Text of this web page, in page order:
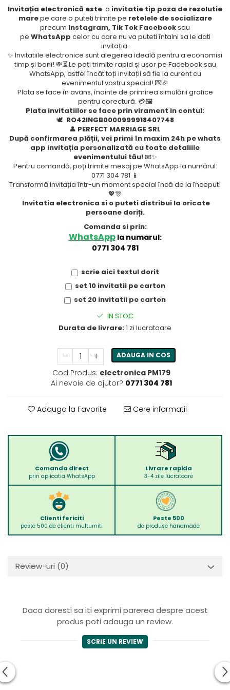
Invitația electronică este o invitatie tip poza de rezolutie
marepe care o puteti trimite pe retelele de socializare
precum Instagram, Tik Tok Facebooksau
pe WhatsApp celor cu care nu va puteti întalni sa le dati
invitația.
✨ Invitatiile electronice sunt alegerea ideală pentru a economisi
timp și bani! 💸⏳ Le poți trimite rapid și ușor pe Facebook sau
WhatsApp, astfel încât toți invitații să fie la curent cu
evenimentul vostru special! 💌🎉
Plata se face în avans, înainte de primirea simulării grafice
pentru corectură. 💳🖼️
Plata invitatiilor se face prin virament in contul:
🕊️ RO42INGB0000999918407748
👤 PERFECT MARRIAGE SRL
După confirmarea plății, vei primi în maxim 24h pe whats
app invitația personalizată cu toate detaliile
evenimentului tău!📧✨
Pentru comandă, poți trimite mesaj pe WhatsApp la numărul:
0771 304 781 📱
Transformă invitația într-un moment special încă de la început!
💖🎊
Invitatia electronica si o puteti distribui la oricate
persoane doriți.
Comanda si prin:
WhatsApp la numarul:
0771 304 781
scrie aici textul dorit
set 10 invitatii pe carton
set 20 invitatii pe carton
IN STOC
Durata de livrare:1 zi lucratoare
ADAUGA IN COS
Cod Produs: electronica PM179
Ai nevoie de ajutor? 0771 304 781
Adauga la Favorite Cere informatii
Comanda direct
prin aplicatia WhatsApp
Livrare rapida
3-4 zile lucratoare
Clienti fericiti
peste 500 de clienti multumiti
Peste 500
de produse handmade
Review-uri (0)
Daca doresti sa iti exprimi parerea despre acest
produs poti adauga un review.
SCRIE UN REVIEW